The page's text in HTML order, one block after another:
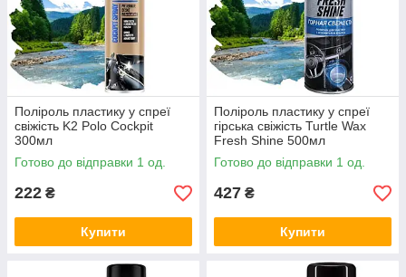
Поліроль пластику у спреї
свіжість K2 Polo Cockpit
300мл
Готово до відправки 1 од.
222 ₴
Купити
Поліроль пластику у спреї
гірська свіжість Turtle Wax
Fresh Shine 500мл
Готово до відправки 1 од.
427 ₴
Купити